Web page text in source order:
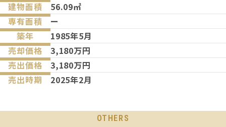
建物面積
56.09㎡
専有面積
ー
築年
1985年5月
売却価格
3,180万円
売出価格
3,180万円
売出時期
2025年2月
OTHERS